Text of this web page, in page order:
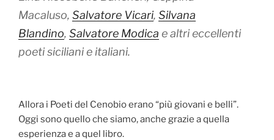
Macaluso, Salvatore Vicari, Silvana
Blandino, Salvatore Modica e altri eccellenti
poeti siciliani e italiani.
Allora i Poeti del Cenobio erano “più giovani e belli”.
Oggi sono quello che siamo, anche grazie a quella
esperienza e a quel libro.